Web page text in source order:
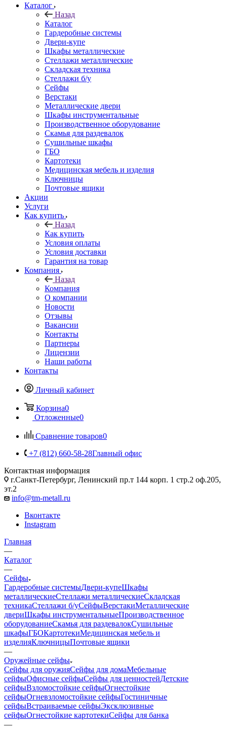
Каталог
Назад
Каталог
Гардеробные системы
Двери-купе
Шкафы металлические
Стеллажи металлические
Складская техника
Стеллажи б/у
Сейфы
Верстаки
Металлические двери
Шкафы инструментальные
Производственное оборудование
Скамья для раздевалок
Сушильные шкафы
ГБО
Картотеки
Медицинская мебель и изделия
Ключницы
Почтовые ящики
Акции
Услуги
Как купить
Назад
Как купить
Условия оплаты
Условия доставки
Гарантия на товар
Компания
Назад
Компания
О компании
Новости
Отзывы
Вакансии
Контакты
Партнеры
Лицензии
Наши работы
Контакты
Личный кабинет
Корзина0
Отложенные0
Сравнение товаров0
+7 (812) 660-58-28Главный офис
Контактная информация
г.Санкт-Петербург, Ленинский пр.т 144 корп. 1 стр.2 оф.205,
эт.2
info@tm-metall.ru
Вконтакте
Instagram
Главная
—
Каталог
—
Сейфы
Гардеробные системыДвери-купеШкафы
металлическиеСтеллажи металлическиеСкладская
техникаСтеллажи б/уСейфыВерстакиМеталлические
двериШкафы инструментальныеПроизводственное
оборудованиеСкамья для раздевалокСушильные
шкафыГБОКартотекиМедицинская мебель и
изделияКлючницыПочтовые ящики
—
Оружейные сейфы
Сейфы для оружияСейфы для домаМебельные
сейфыОфисные сейфыСейфы для ценностейДетские
сейфыВзломостойкие сейфыОгнестойкие
сейфыОгневзломостойкие сейфыГостиничные
сейфыВстраиваемые сейфыЭксклюзивные
сейфыОгнестойкие картотекиСейфы для банка
—